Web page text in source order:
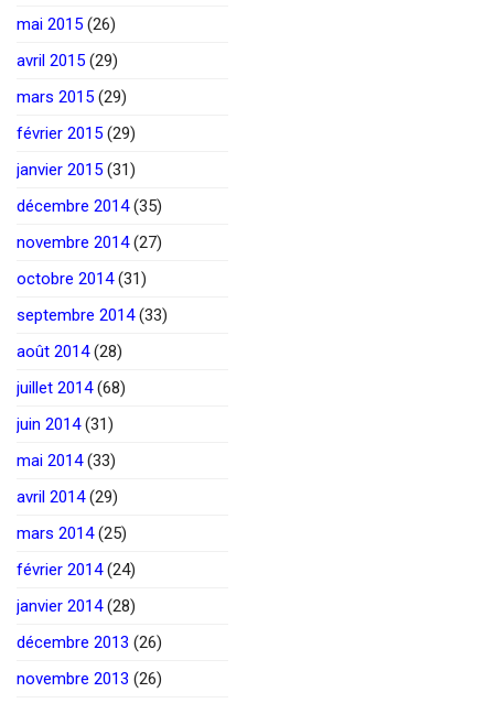
mai 2015 (26)
avril 2015 (29)
mars 2015 (29)
février 2015 (29)
janvier 2015 (31)
décembre 2014(35)
novembre 2014(27)
octobre 2014(31)
septembre 2014(33)
août 2014(28)
juillet 2014(68)
juin 2014(31)
mai 2014(33)
avril 2014(29)
mars 2014(25)
février 2014(24)
janvier 2014(28)
décembre 2013 (26)
novembre 2013 (26)